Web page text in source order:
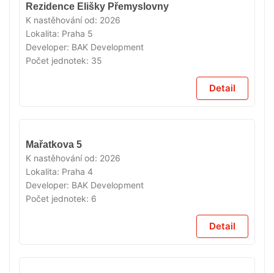
Rezidence Elišky Přemyslovny
K nastěhování od: 2026
Lokalita: Praha 5
Developer: BAK Development
Počet jednotek: 35
Detail
Mařatkova 5
K nastěhování od: 2026
Lokalita: Praha 4
Developer: BAK Development
Počet jednotek: 6
Detail